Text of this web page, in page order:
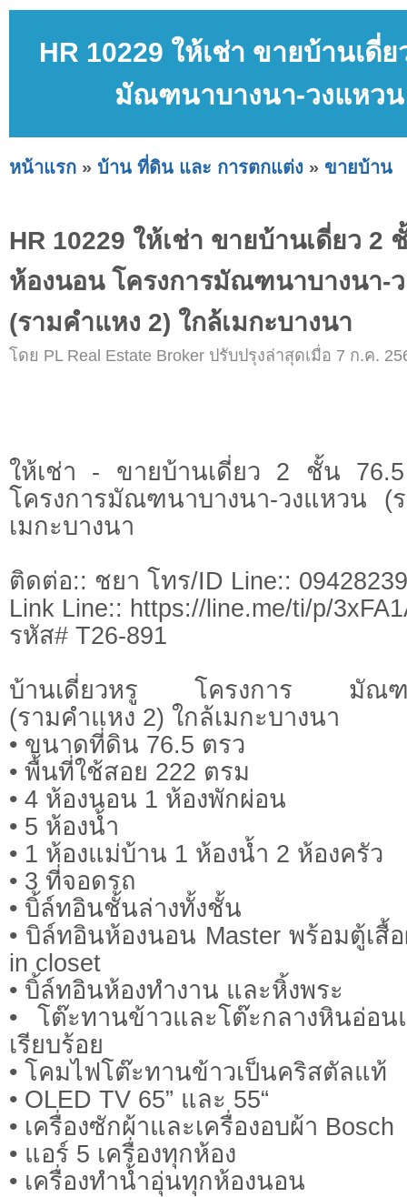
HR 10229 ให้เช่า ขายบ้านเดี่
มัณฑนาบางนา-วงแหวน
หน้าแรก » บ้าน ที่ดิน และ การตกแต่ง » ขายบ้าน
HR 10229 ให้เช่า ขายบ้านเดี่ยว 2
ห้องนอน โครงการมัณฑนาบางนา-
(รามคำแหง 2) ใกล้เมกะบางนา
โดย PL Real Estate Broker ปรับปรุงล่าสุดเมื่อ 7 ก.ค.
ให้เช่า - ขายบ้านเดี่ยว 2 ชั้น
โครงการมัณฑนาบางนา-วงแหวน (
เมกะบางนา
ติดต่อ:: ชยา โทร/ID Line::
Link Line:: https://line.me/ti/p/
รหัส# T26-891
บ้านเดี่ยวหรู โครงการ มัณฑน
(รามคำแหง 2) ใกล้เมกะบางนา
• ขนาดที่ดิน 76.5 ตรว
• พื้นที่ใช้สอย 222 ตรม
• 4 ห้องนอน 1 ห้องพักผ่อน
• 5 ห้องน้ำ
• 1 ห้องแม่บ้าน 1 ห้องน้ำ 2 ห้องครัว
• 3 ที่จอดรถ
• บิ้ล์ทอินชั้นล่างทั้งชั้น
• บิล์ทอินห้องนอน Master พร้อมตู้เสื้
in closet
• บิ้ล์ทอินห้องทำงาน และหิ้งพระ
• โต๊ะทานข้าวและโต๊ะกลางหินอ่อ
เรียบร้อย
• โคมไฟโต๊ะทานข้าวเป็นคริสตัลแท้
• OLED TV 65” และ 55“
• เครื่องซักผ้าและเครื่องอบผ้า Bosch
• แอร์ 5 เครื่องทุกห้อง
• เครื่องทำน้ำอุ่นทุกห้องนอน